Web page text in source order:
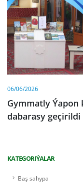
06/06/2026
Gymmatly
dabarasy geçirildi
KATEGORIÝALAR
Baş sahypa